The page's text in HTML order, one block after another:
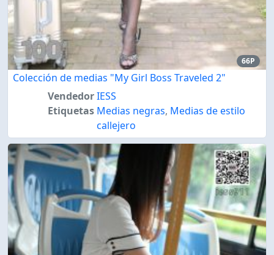
66P
Colección de medias "My Girl Boss Traveled 2"
VendedorIESS
Etiquetas Medias negras, Medias de estilo
callejero